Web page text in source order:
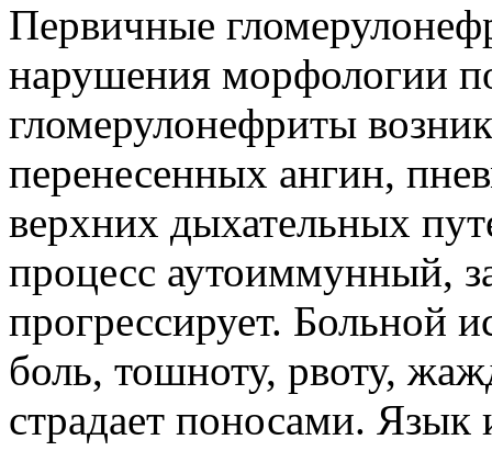
Первичные
нарушения морфологии
гломерулонефриты
перенесенных ангин,
верхних дыхательных
процесс аутоиммунный,
прогрессирует. Больной
боль, тошноту, рвоту,
страдает поносами. Язык